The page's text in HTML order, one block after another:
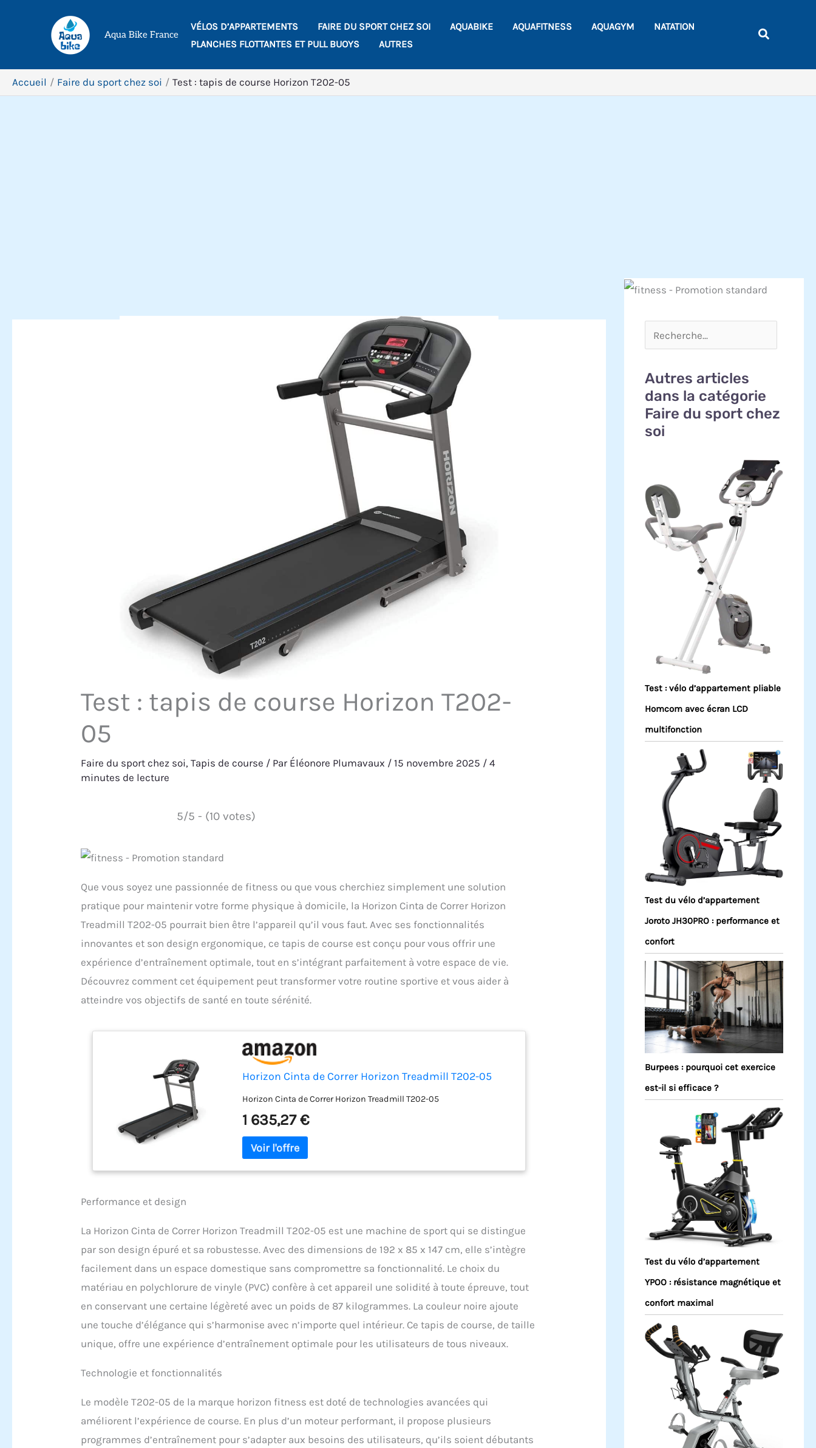
Aqua Bike France
VÉLOS D’APPARTEMENTS FAIRE DU SPORT CHEZ SOI AQUABIKE AQUAFITNESS AQUAGYM
NATATION
PLANCHES FLOTTANTES ET PULL BUOYS
AUTRES
Accueil Faire du sport chez soi Test : tapis de course Horizon T202-05
Test : tapis de course Horizon T202-
05
Faire du sport chez soi,Tapis de course / Par Éléonore Plumavaux /15 novembre 2025 /4
minutes de lecture
5/5 - (10 votes)
Que vous soyez une passionnée de fitness ou que vous cherchiez simplement une solution
pratique pour maintenir votre forme physique à domicile, la Horizon Cinta de Correr Horizon
Treadmill T202-05 pourrait bien être l’appareil qu’il vous faut. Avec ses fonctionnalités
innovantes et son design ergonomique, ce tapis de course est conçu pour vous offrir une
expérience d’entraînement optimale, tout en s’intégrant parfaitement à votre espace de vie.
Découvrez comment cet équipement peut transformer votre routine sportive et vous aider à
atteindre vos objectifs de santé en toute sérénité.
Horizon Cinta de Correr Horizon Treadmill T202-05
Horizon Cinta de Correr Horizon Treadmill T202-05
1 635,27 €
Performance et design
La Horizon Cinta de Correr Horizon Treadmill T202-05 est une machine de sport qui se distingue
par son design épuré et sa robustesse. Avec des dimensions de 192 x 85 x 147 cm, elle s’intègre
facilement dans un espace domestique sans compromettre sa fonctionnalité. Le choix du
matériau en polychlorure de vinyle (PVC) confère à cet appareil une solidité à toute épreuve, tout
en conservant une certaine légèreté avec un poids de 87 kilogrammes. La couleur noire ajoute
une touche d’élégance qui s’harmonise avec n’importe quel intérieur. Ce tapis de course, de taille
unique, offre une expérience d’entraînement optimale pour les utilisateurs de tous niveaux.
Technologie et fonctionnalités
Le modèle T202-05 de la marque horizon fitness est doté de technologies avancées qui
améliorent l’expérience de course. En plus d’un moteur performant, il propose plusieurs
programmes d’entraînement pour s’adapter aux besoins des utilisateurs, qu’ils soient débutants
Autres articles
dans la catégorie
Faire du sport chez
soi
Test : vélo d’appartement pliable
Homcom avec écran LCD
multifonction
Test du vélo d’appartement
Joroto JH30PRO : performance et
confort
Burpees : pourquoi cet exercice
est-il si efficace ?
Test du vélo d’appartement
YPOO : résistance magnétique et
confort maximal